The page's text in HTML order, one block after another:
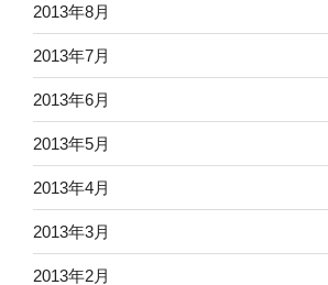
2013年8月
2013年7月
2013年6月
2013年5月
2013年4月
2013年3月
2013年2月